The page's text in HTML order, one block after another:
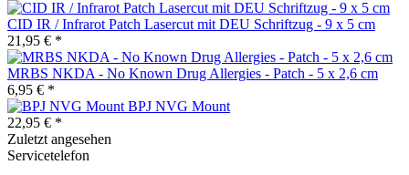
CID IR / Infrarot Patch Lasercut mit DEU Schriftzug - 9 x 5 cm
21,95 € *
MRBS NKDA - No Known Drug Allergies - Patch - 5 x 2,6 cm
6,95 € *
BPJ NVG Mount
22,95 € *
Zuletzt angesehen
Servicetelefon